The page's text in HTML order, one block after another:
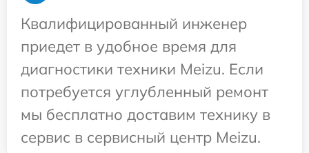
Квалифицированный инженер
приедет в удобное время для
диагностики техники Meizu. Если
потребуется углубленный ремонт
мы бесплатно доставим технику в
сервис в сервисный центр Meizu.